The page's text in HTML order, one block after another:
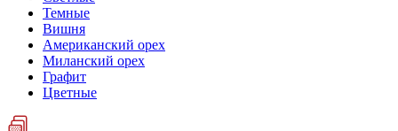
Темные
Вишня
Американский орех
Миланский орех
Графит
Цветные